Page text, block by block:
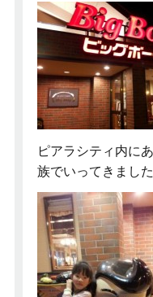
ピアラシティ内に
族でいってきました